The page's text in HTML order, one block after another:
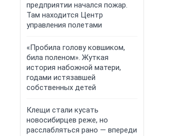
предприятии начался пожар.
Там находится Центр
управления полетами
«Пробила голову ковшиком,
била поленом». Жуткая
история набожной матери,
годами истязавшей
собственных детей
Клещи стали кусать
новосибирцев реже, но
расслабляться рано — впереди